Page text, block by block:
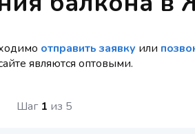
отправить заявку или
являются оптовыми.
Шаг 1 из 5